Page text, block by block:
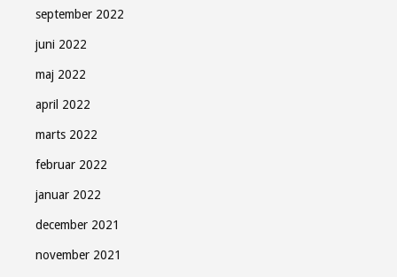
september 2022
juni 2022
maj 2022
april 2022
marts 2022
februar 2022
januar 2022
december 2021
november 2021